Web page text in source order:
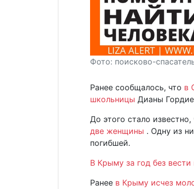
Фото: поисково-
Ранее сообщалось, что в
школьницы Дианы
До этого стало известно,
две женщины . Одну из
погибшей.
В Крыму за год без
Ранее в Крыму исчез